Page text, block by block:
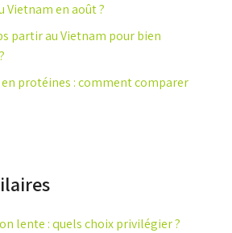
Vietnam en août ?
partir au Vietnam pour bien
protéines : comment comparer
lente : quels choix privilégier ?